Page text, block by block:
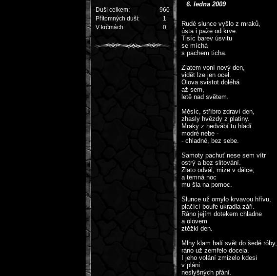
Duší celkem:
960
Přítomných duší:
1
V krčmách:
0
6. ledna 2009
Rudé slunce vyšlo z mraků,
ústa i paže od krve.
Tisíc barev úsvitu
se míchá
s pachem ticha.
Zlatem voní nový den,
vidět lze jen ocel.
Olova svistot doléhá
až sem,
letě nad světem.
Měsíc, stříbro zdraví den,
zhasly hvězdy z platiny.
Mraky z hedvábí tu hladí
modré nebe -
- chladné, bez sebe.
Samoty pachuť nese sem vítr
ostrý a bez slitování.
Zlato odvál, mize v dálce,
a temná noc
mu šla na pomoc.
Slunce už omylo krvavou hřívu,
plačící bouře ukradla záři.
Ráno jejím dotekem chladne
a olovem
ztěžkl den.
Mlhy klam halí svět do šedé róby,
ráno už zemřelo docela.
I jeho volání zmizelo kdesi
v pláni
neslyšných přání.